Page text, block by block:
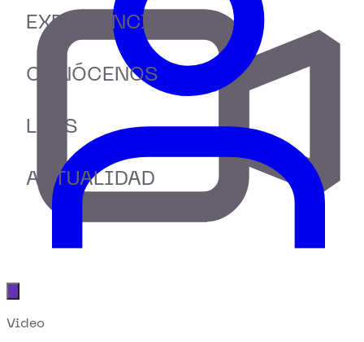
EXPERIENCIA IEBS
CONÓCENOS
LABS
ACTUALIDAD
Video